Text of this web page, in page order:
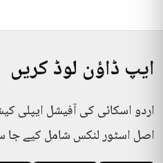
ایپ ڈاؤن لوڈ کریں
اردو اسکائی کی آفیشل ایپلی
اصل اسٹور لنکس شامل کیے جا